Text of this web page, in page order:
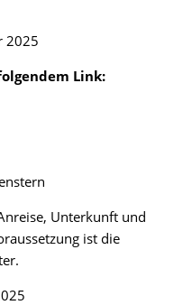
2025
Link:
Unterkunft und
ist die